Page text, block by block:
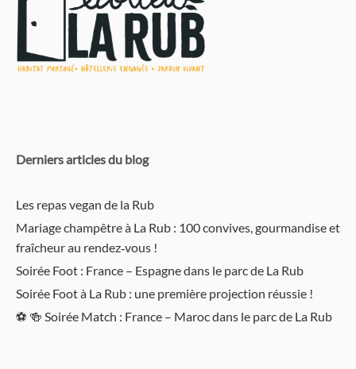
Derniers articles du blog
Les repas vegan de la Rub
Mariage champêtre à La Rub : 100 convives, gourmandise et
fraîcheur au rendez‑vous !
Soirée Foot : France – Espagne dans le parc de La Rub
Soirée Foot à La Rub : une première projection réussie !
⚽️ 🍻 Soirée Match : France – Maroc dans le parc de La Rub